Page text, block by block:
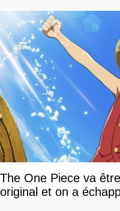
The One Piece va
original et on a